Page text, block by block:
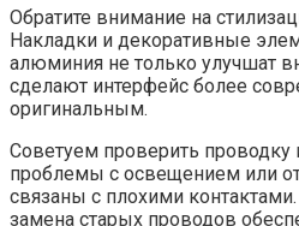
Обратите внимание на
Накладки и декоративные
алюминия не только улучшат
сделают интерфейс более
оригинальным.
Советуем проверить проводку
проблемы с освещением или
связаны с плохими
заменa старых проводов